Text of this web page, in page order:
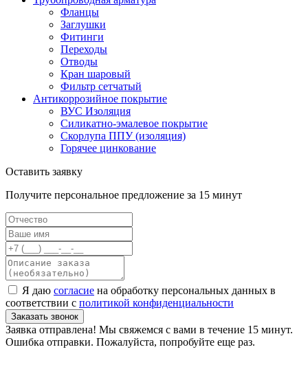
Фланцы
Заглушки
Фитинги
Переходы
Отводы
Кран шаровый
Фильтр сетчатый
Антикоррозийное покрытие
ВУС Изоляция
Силикатно-эмалевое покрытие
Скорлупа ППУ (изоляция)
Горячее цинкование
Оставить заявку
Получите персональное предложение за 15 минут
Я даю согласие на обработку персональных данных в
соответствии с политикой конфиденциальности
Заказать звонок
Заявка отправлена! Мы свяжемся с вами в течение 15 минут.
Ошибка отправки. Пожалуйста, попробуйте еще раз.